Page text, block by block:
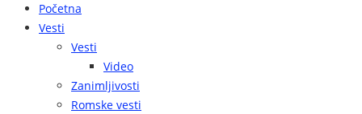
Početna
Vesti
Vesti
Video
Zanimljivosti
Romske vesti